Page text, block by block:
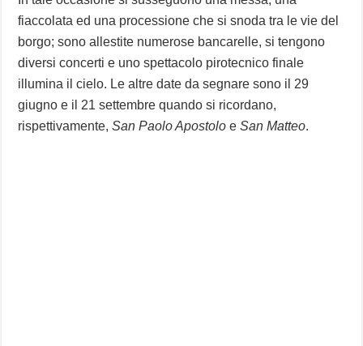
fiaccolata ed una processione che si snoda tra le vie del
borgo; sono allestite numerose bancarelle, si tengono
diversi concerti e uno spettacolo pirotecnico finale
illumina il cielo. Le altre date da segnare sono il 29
giugno e il 21 settembre quando si ricordano,
rispettivamente,San Paolo Apostolo eSan Matteo.